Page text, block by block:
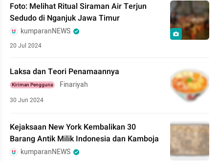
Foto: Melihat Ritual Siraman Air Terjun
Sedudo di Nganjuk Jawa Timur
kumparanNEWS
20 Jul 2024
Laksa dan Teori Penamaannya
Kiriman Pengguna Finariyah
30 Jun 2024
Kejaksaan New York Kembalikan 30
Barang Antik Milik Indonesia dan Kamboja
kumparanNEWS